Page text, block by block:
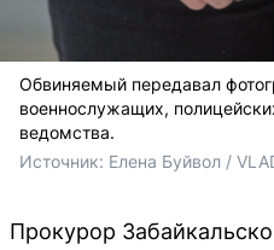
Обвиняемый передавал
военнослужащих,
ведомства.
Источник: Елена Буйвол /
Прокурор